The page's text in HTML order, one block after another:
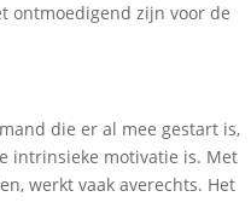
ontmoedigend zijn voor de
die er al mee gestart is,
intrinsieke motivatie is. Met
werkt vaak averechts. Het